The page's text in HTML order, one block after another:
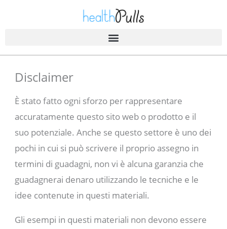
Disclaimer
È stato fatto ogni sforzo per rappresentare
accuratamente questo sito web o prodotto e il
suo potenziale. Anche se questo settore è uno dei
pochi in cui si può scrivere il proprio assegno in
termini di guadagni, non vi è alcuna garanzia che
guadagnerai denaro utilizzando le tecniche e le
idee contenute in questi materiali.
Gli esempi in questi materiali non devono essere